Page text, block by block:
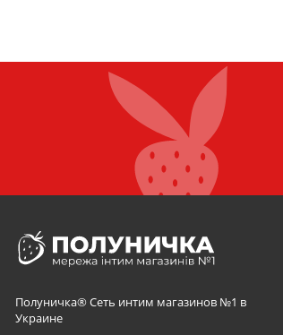
Полуничка® Сеть интим магазинов №1 в
Украине